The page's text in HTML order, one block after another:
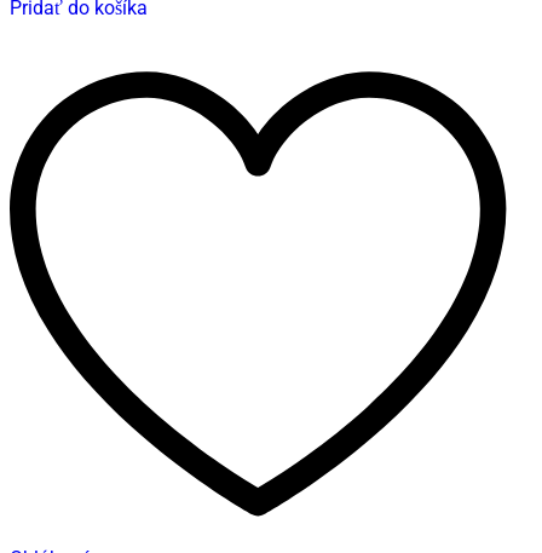
Pridať do košíka